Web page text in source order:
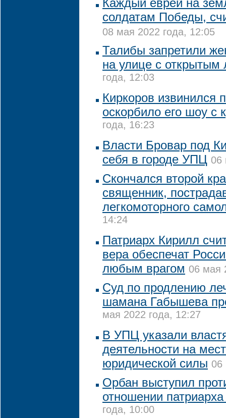
Каждый еврей на
солдатам Победы,
08 мая 2022 года, 12:05
Талибы запретили
на улице с открытым
года, 12:03
Киркоров извинился
оскорбило его шоу с
года, 16:23
Власти Бровар под
себя в городе УПЦ 06
Скончался второй
священник,
легкомоторного
14:24
Патриарх Кирилл
вера обеспечат
любым врагом 06 мая
Суд по продлению
шамана Габышева
мая 2022 года, 12:27
В УПЦ указали
деятельности на
юридической силы 06
Орбан выступил
отношении
года, 10:00